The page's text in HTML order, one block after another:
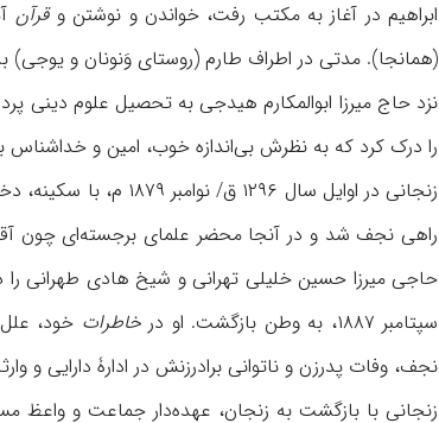
ابراهیم در آغاز به مکتب رفت، خواندن و نوشتن وقرآن
را درک کرد که به نظرش بی‌اندازه خوب، امین و خداشناس بود
زنجانی در اوایل سال ۱۲۹۶ ق/ نوامبر ۱۸۷۹ م، با سکینه، دخترعمویش، ازدواج كرد (زنجانی،
راهی نجف ‌شد و در آنجا محضر علمای برجسته‌ای چون آقا
سپتامبر ۱۸۸۷، به وطن بازگشت. او در
خاطرات خود،
نجف، وفات پدرزن و ناتوانی برادرزنش در ادارۀ دارایی